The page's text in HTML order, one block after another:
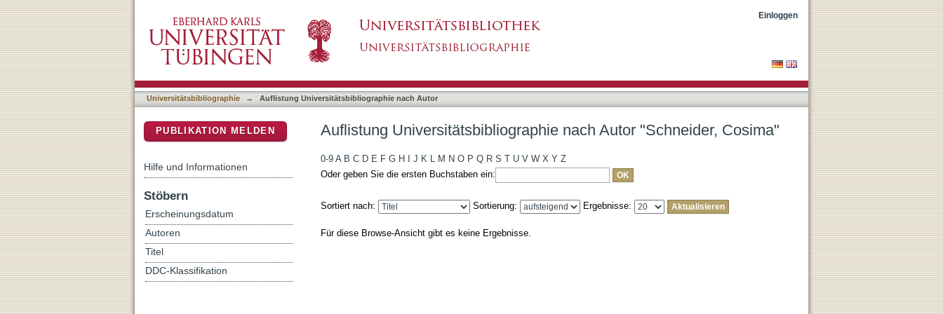
Einloggen
Universitätsbibliographie → Auflistung Universitätsbibliographie nach Autor
Auflistung Universitätsbibliographie nach Autor "Schneider, Cosima"
0-9 A B C D E F G H J K L M N O P Q R S T U V W X Y Z
Oder geben Sie die ersten Buchstaben ein:
Sortiert nach: Sortierung: Ergebnisse:
Für diese Browse-Ansicht gibt es keine Ergebnisse.
PUBLIKATION MELDEN
Hilfe und Informationen
Stöbern
Erscheinungsdatum
Autoren
Titel
DDC-Klassifikation